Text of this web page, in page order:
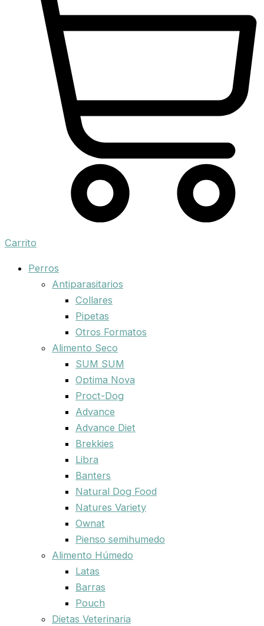
Carrito
Perros
Antiparasitarios
Collares
Pipetas
Otros Formatos
Alimento Seco
SUM SUM
Optima Nova
Proct-Dog
Advance
Advance Diet
Brekkies
Libra
Banters
Natural Dog Food
Natures Variety
Ownat
Pienso semihumedo
Alimento Húmedo
Latas
Barras
Pouch
Dietas Veterinaria